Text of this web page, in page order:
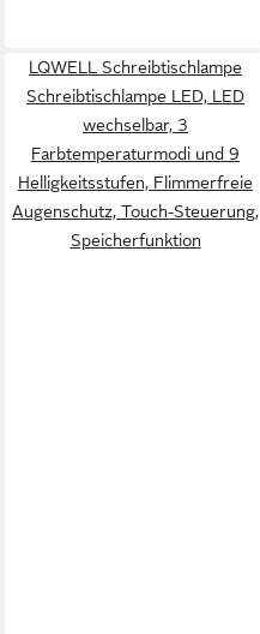
LQWELL Schreibtischlampe
Schreibtischlampe LED, LED
wechselbar, 3
Farbtemperaturmodi und 9
Helligkeitsstufen, Flimmerfreie
Augenschutz, Touch-Steuerung,
Speicherfunktion